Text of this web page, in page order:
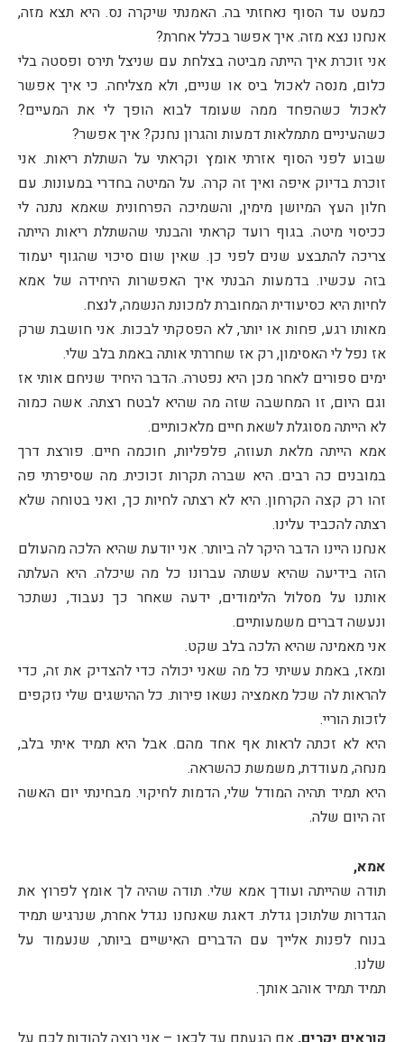
כמעט עד הסוף נאחזתי בה. האמנתי שיקרה נס. היא תצא מזה,
אנחנו נצא מזה. איך אפשר בכלל אחרת?
אני זוכרת איך הייתה מביטה בצלחת עם שניצל תירס ופסטה בלי
כלום, מנסה לאכול ביס או שניים, ולא מצליחה. כי איך אפשר
לאכול כשהפחד ממה שעומד לבוא הופך לי את המעיים?
כשהעיניים מתמלאות דמעות והגרון נחנק? איך אפשר?
שבוע לפני הסוף אזרתי אומץ וקראתי על השתלת ריאות. אני
זוכרת בדיוק איפה ואיך זה קרה. על המיטה בחדרי במעונות. עם
חלון העץ המיושן מימין, והשמיכה הפרחונית שאמא נתנה לי
ככיסוי מיטה. בגוף רועד קראתי והבנתי שהשתלת ריאות הייתה
צריכה להתבצע שנים לפני כן. שאין שום סיכוי שהגוף יעמוד
בזה עכשיו. בדמעות הבנתי איך האפשרות היחידה של אמא
לחיות היא כסיעודית המחוברת למכונת הנשמה, לנצח.
מאותו רגע, פחות או יותר, לא הפסקתי לבכות. אני חושבת שרק
אז נפל לי האסימון, רק אז שחררתי אותה באמת בלב שלי.
ימים ספורים לאחר מכן היא נפטרה. הדבר היחיד שניחם אותי אז
וגם היום, זו המחשבה שזה מה שהיא לבטח רצתה. אשה כמוה
לא הייתה מסוגלת לשאת חיים מלאכותיים.
אמא הייתה מלאת תעוזה, פלפליות, חוכמה חיים. פורצת דרך
במובנים כה רבים. היא שברה תקרות זכוכית. מה שסיפרתי פה
זהו רק קצה הקרחון. היא לא רצתה לחיות כך, ואני בטוחה שלא
רצתה להכביד עלינו.
אנחנו היינו הדבר היקר לה ביותר. אני יודעת שהיא הלכה מהעולם
הזה בידיעה שהיא עשתה עברונו כל מה שיכלה. היא העלתה
אותנו על מסלול הלימודים, ידעה שאחר כך נעבוד, נשתכר
ונעשה דברים משמעותיים.
אני מאמינה שהיא הלכה בלב שקט.
ומאז, באמת עשיתי כל מה שאני יכולה כדי להצדיק את זה, כדי
להראות לה שכל מאמציה נשאו פירות. כל ההישגים שלי נזקפים
לזכות הוריי.
היא לא זכתה לראות אף אחד מהם. אבל היא תמיד איתי בלב,
מנחה, מעודדת, משמשת כהשראה.
היא תמיד תהיה המודל שלי, הדמות לחיקוי. מבחינתי יום האשה
זה היום שלה.
אמא,
תודה שהייתה ועודך אמא שלי. תודה שהיה לך אומץ לפרוץ את
הגדרות שלתוכן גדלת. דאגת שאנחנו נגדל אחרת, שנרגיש תמיד
בנוח לפנות אלייך עם הדברים האישיים ביותר, שנעמוד על
שלנו.
תמיד תמיד אוהב אותך.